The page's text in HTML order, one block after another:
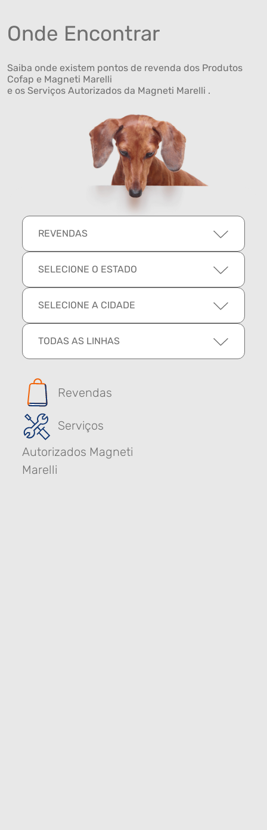
Onde Encontrar
Saiba onde existem pontos de revenda dos Produtos
Cofap e Magneti Marelli
e os Serviços Autorizados da Magneti Marelli .
REVENDAS
SELECIONE O ESTADO
SELECIONE A CIDADE
TODAS AS LINHAS
Revendas
Serviços
Autorizados Magneti
Marelli